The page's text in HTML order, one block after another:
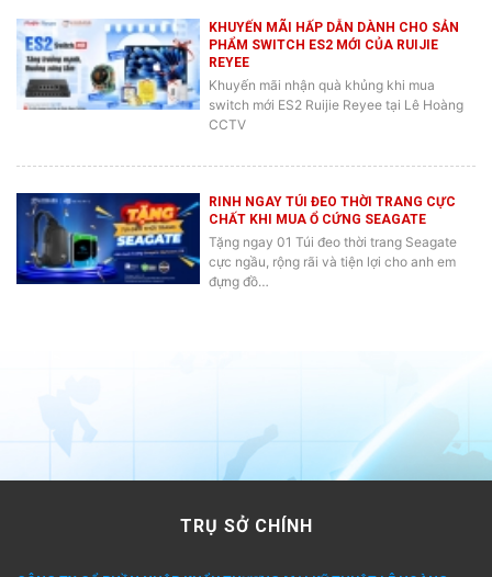
PHẨM SWITCH ES2 MỚI CỦA RUIJIE
REYEE
Khuyến mãi nhận quà khủng khi mua
switch mới ES2 Ruijie Reyee tại Lê Hoàng
CCTV
CHẤT KHI MUA Ổ CỨNG SEAGATE
Tặng ngay 01 Túi đeo thời trang Seagate
cực ngầu, rộng rãi và tiện lợi cho anh em
đựng đồ…
TRỤ SỞ CHÍNH